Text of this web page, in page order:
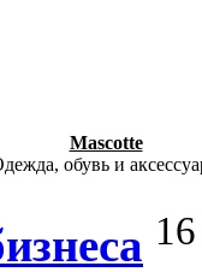
Mascotte
обувь и
16